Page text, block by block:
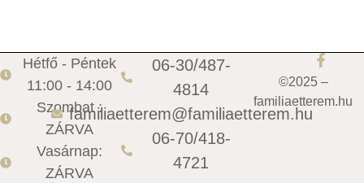
Hétfő - Péntek
11:00 - 14:00
Szombat :
ZÁRVA
Vasárnap:
ZÁRVA
06-30/487-
4814
familiaetterem@familiaetterem.hu
06-70/418-
4721
©2025 –
familiaetterem.hu